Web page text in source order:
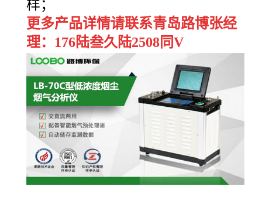
样；
更多产品详情请联系青岛路博张经
理：176陆叁久陆2508同V